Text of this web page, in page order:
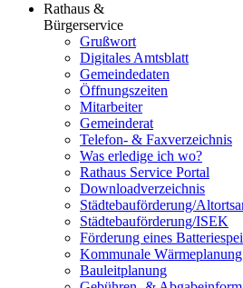
Rathaus &
Bürgerservice
Grußwort
Digitales Amtsblatt
Gemeindedaten
Öffnungszeiten
Mitarbeiter
Gemeinderat
Telefon- & Faxverzeichnis
Was erledige ich wo?
Rathaus Service Portal
Downloadverzeichnis
Städtebauförderung/
Städtebauförderung/ISEK
Förderung eines
Kommunale Wärmeplanung
Bauleitplanung